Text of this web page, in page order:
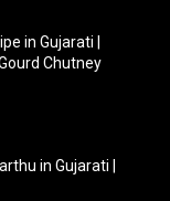
in Gujarati |
Chutney
in Gujarati |